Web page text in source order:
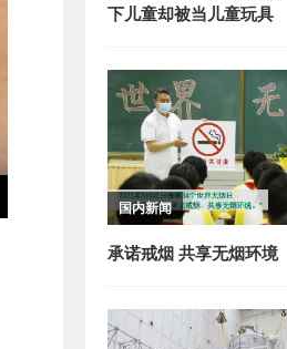
下儿童却被当儿童玩具
国内新闻
承诺戒烟 共享无烟环境